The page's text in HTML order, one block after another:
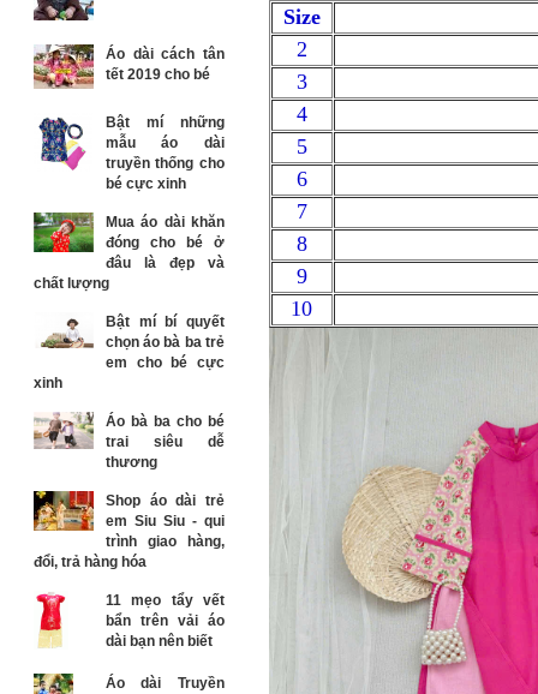
Size
2
3
4
5
6
7
8
9
10
Áo dài cách tân
tết 2019 cho bé
Bật mí những
mẫu áo dài
truyền thống cho
bé cực xinh
Mua áo dài khăn
đóng cho bé ở
đâu là đẹp và
chất lượng
Bật mí bí quyết
chọn áo bà ba trẻ
em cho bé cực
xinh
Áo bà ba cho bé
trai siêu dễ
thương
Shop áo dài trẻ
em Siu Siu - qui
trình giao hàng,
đổi, trả hàng hóa
11 mẹo tẩy vết
bẩn trên vải áo
dài bạn nên biết
Áo dài Truyền